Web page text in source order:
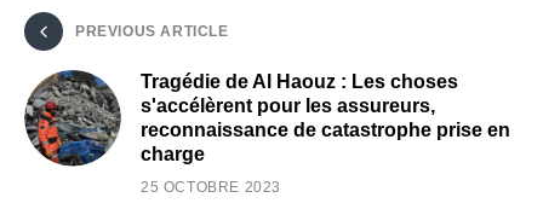
PREVIOUS ARTICLE
Tragédie de Al Haouz : Les choses
s'accélèrent pour les assureurs,
reconnaissance de catastrophe prise en
charge
25 OCTOBRE 2023